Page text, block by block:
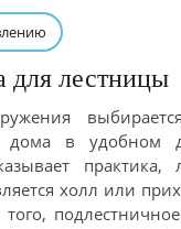
для лестницы
дома в удобном
холл или